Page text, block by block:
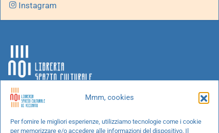
Mmm, cookies
Per fornire le migliori esperienze, utilizziamo tecnologie come i cookie
per memorizzare e/o accedere alle informazioni del dispositivo. Il
Instagram
Chi siamo